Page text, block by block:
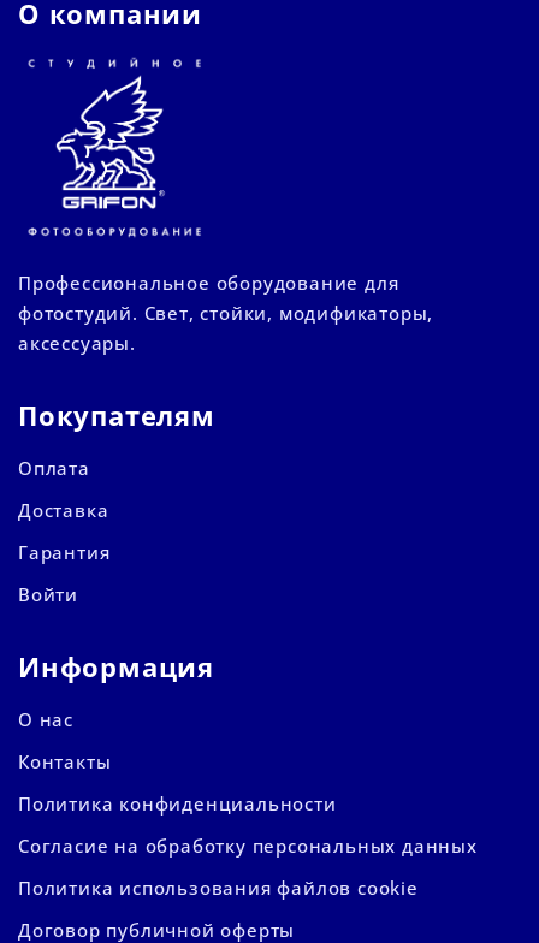
О компании
Профессиональное оборудование для
фотостудий. Свет, стойки, модификаторы,
аксессуары.
Покупателям
Оплата
Доставка
Гарантия
Войти
Информация
О нас
Контакты
Политика конфиденциальности
Согласие на обработку персональных данных
Политика использования файлов cookie
Договор публичной оферты